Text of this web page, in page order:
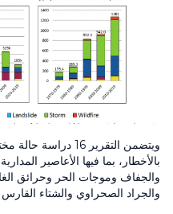
ويتضمن التقرير 16 دراسة حالة
بالأخطار، بما فيها الأعاصير
والجفاف وموجات الحر وحرائق
والجراد الصحراوي والشتاء القارس